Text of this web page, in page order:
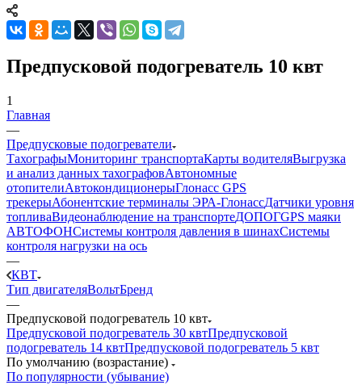
Предпусковой подогреватель 10 квт
1
Главная
—
Предпусковые подогреватели
ТахографыМониторинг транспортаКарты водителяВыгрузка
и анализ данных тахографовАвтономные
отопителиАвтокондиционерыГлонасс GPS
трекерыАбонентские терминалы ЭРА-ГлонассДатчики уровня
топливаВидеонаблюдение на транспортеДОПОГGPS маяки
АВТОФОНСистемы контроля давления в шинахСистемы
контроля нагрузки на ось
—
КВТ
Тип двигателяВольтБренд
—
Предпусковой подогреватель 10 квт
Предпусковой подогреватель 30 квтПредпусковой
подогреватель 14 квтПредпусковой подогреватель 5 квт
По умолчанию (возрастание)
По популярности (убывание)